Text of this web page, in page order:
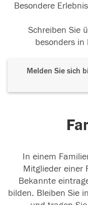
Besondere
Schreiben Sie
besonders in
Melden Sie sich
In einem
Mitglieder einer
Bekannte
bilden. Bleiben Sie